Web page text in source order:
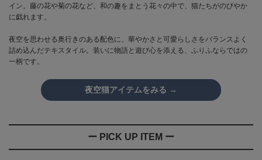
イン。藤の花や菊の花など、和の趣をまとう花々の中で、猫たちがのびやか
に戯れます。
夜空を思わせる奥行きのある配色に、華やかさと可愛らしさをバランスよく
詰め込んだテキスタイル。装いに物語と遊び心を添える、ふりふならではの
一柄です。
夜空猫アイテムをみる →
ー PICK UP ITEM ー